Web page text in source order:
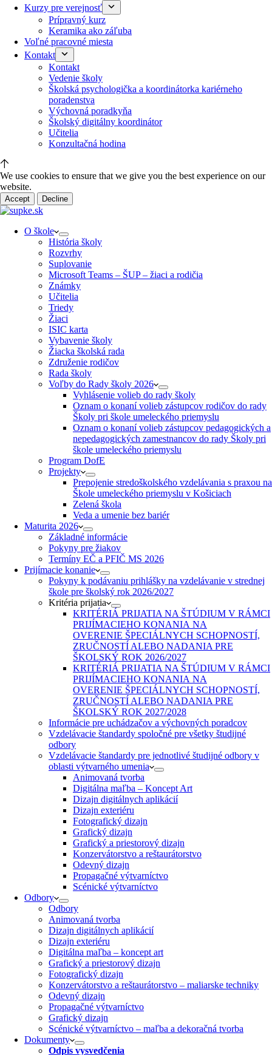
Kurzy pre verejnosť
Prípravný kurz
Keramika ako záľuba
Voľné pracovné miesta
Kontakt
Kontakt
Vedenie školy
Školská psychologička a koordinátorka kariérneho
poradenstva
Výchovná poradkyňa
Školský digitálny koordinátor
Učitelia
Konzultačná hodina
We use cookies to ensure that we give you the best experience on our
website.
Accept Decline
O škole
História školy
Rozvrhy
Suplovanie
Microsoft Teams – ŠUP – žiaci a rodičia
Známky
Učitelia
Triedy
Žiaci
ISIC karta
Vybavenie školy
Žiacka školská rada
Združenie rodičov
Rada školy
Voľby do Rady školy 2026
Vyhlásenie volieb do rady školy
Oznam o konaní volieb zástupcov rodičov do rady
Školy pri škole umeleckého priemyslu
Oznam o konaní volieb zástupcov pedagogických a
nepedagogických zamestnancov do rady Školy pri
škole umeleckého priemyslu
Program DofE
Projekty
Prepojenie stredoškolského vzdelávania s praxou na
Škole umeleckého priemyslu v Košiciach
Zelená škola
Veda a umenie bez bariér
Maturita 2026
Základné informácie
Pokyny pre žiakov
Termíny EČ a PFIČ MS 2026
Prijímacie konanie
Pokyny k podávaniu prihlášky na vzdelávanie v strednej
škole pre školský rok 2026/2027
Kritéria prijatia
KRITÉRIÁ PRIJATIA NA ŠTÚDIUM V RÁMCI
PRIJÍMACIEHO KONANIA NA
OVERENIE ŠPECIÁLNYCH SCHOPNOSTÍ,
ZRUČNOSTÍ ALEBO NADANIA PRE
ŠKOLSKÝ ROK 2026/2027
KRITÉRIÁ PRIJATIA NA ŠTÚDIUM V RÁMCI
PRIJÍMACIEHO KONANIA NA
OVERENIE ŠPECIÁLNYCH SCHOPNOSTÍ,
ZRUČNOSTÍ ALEBO NADANIA PRE
ŠKOLSKÝ ROK 2027/2028
Informácie pre uchádzačov a výchovných poradcov
Vzdelávacie štandardy spoločné pre všetky študijné
odbory
Vzdelávacie štandardy pre jednotlivé študijné odbory v
oblasti výtvarného umenia
Animovaná tvorba
Digitálna maľba – Koncept Art
Dizajn digitálnych aplikácií
Dizajn exteriéru
Fotografický dizajn
Grafický dizajn
Grafický a priestorový dizajn
Konzervátorstvo a reštaurátorstvo
Odevný dizajn
Propagačné výtvarníctvo
Scénické výtvarníctvo
Odbory
Odbory
Animovaná tvorba
Dizajn digitálnych aplikácií
Dizajn exteriéru
Digitálna maľba – koncept art
Grafický a priestorový dizajn
Fotografický dizajn
Konzervátorstvo a reštaurátorstvo – maliarske techniky
Odevný dizajn
Propagačné výtvarníctvo
Grafický dizajn
Scénické výtvarníctvo – maľba a dekoračná tvorba
Dokumenty
Odpis vysvedčenia